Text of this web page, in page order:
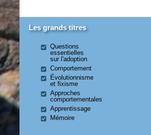
Les grands titres
Questions
essentielles
sur l'adoption
Comportement
Évolutionnisme
et fixisme
Approches
comportementales
Apprentissage
Mémoire